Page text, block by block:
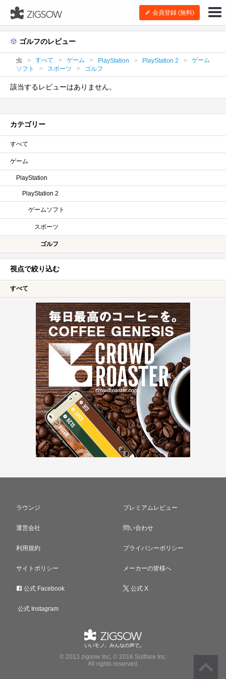
会員登録 (無料)
ゴルフのレビュー
すべて ゲーム PlayStation PlayStation 2
ゲーム
ソフト
スポーツ ゴルフ
該当するレビューはありません。
カテゴリー
すべて
ゲーム
PlayStation
PlayStation 2
ゲームソフト
スポーツ
ゴルフ
視点で絞り込む
すべて
ラウンジ プレミアムレビュー
運営会社 問い合わせ
利用規約 プライバシーポリシー
サイトポリシー メーカーの皆様へ
公式 Facebook 公式 X
公式 Instagram
© 2013 zigsow Inc, © 2016 Solflare Inc.
All rights reserved.